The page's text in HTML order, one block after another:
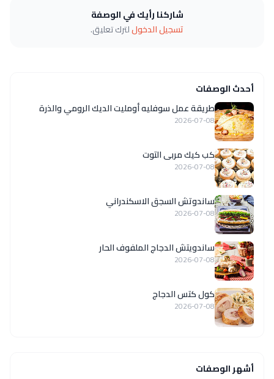
شاركنا رأيك في الوصفة
تسجيل الدخوللترك تعليق.
أحدث الوصفات
طريقة عمل سوفليه أومليت الديك الرومي والذرة
2026-07-08
كب كيك مربى التوت
2026-07-08
ساندوتش السجق الاسكندراني
2026-07-08
ساندويتش الدجاج الملفوف الحار
2026-07-08
كول كتس الدجاج
2026-07-08
أشهر الوصفات